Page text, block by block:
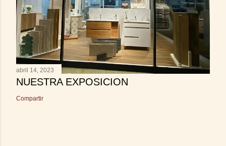
abril 14, 2023
NUESTRA EXPOSICION
Compartir